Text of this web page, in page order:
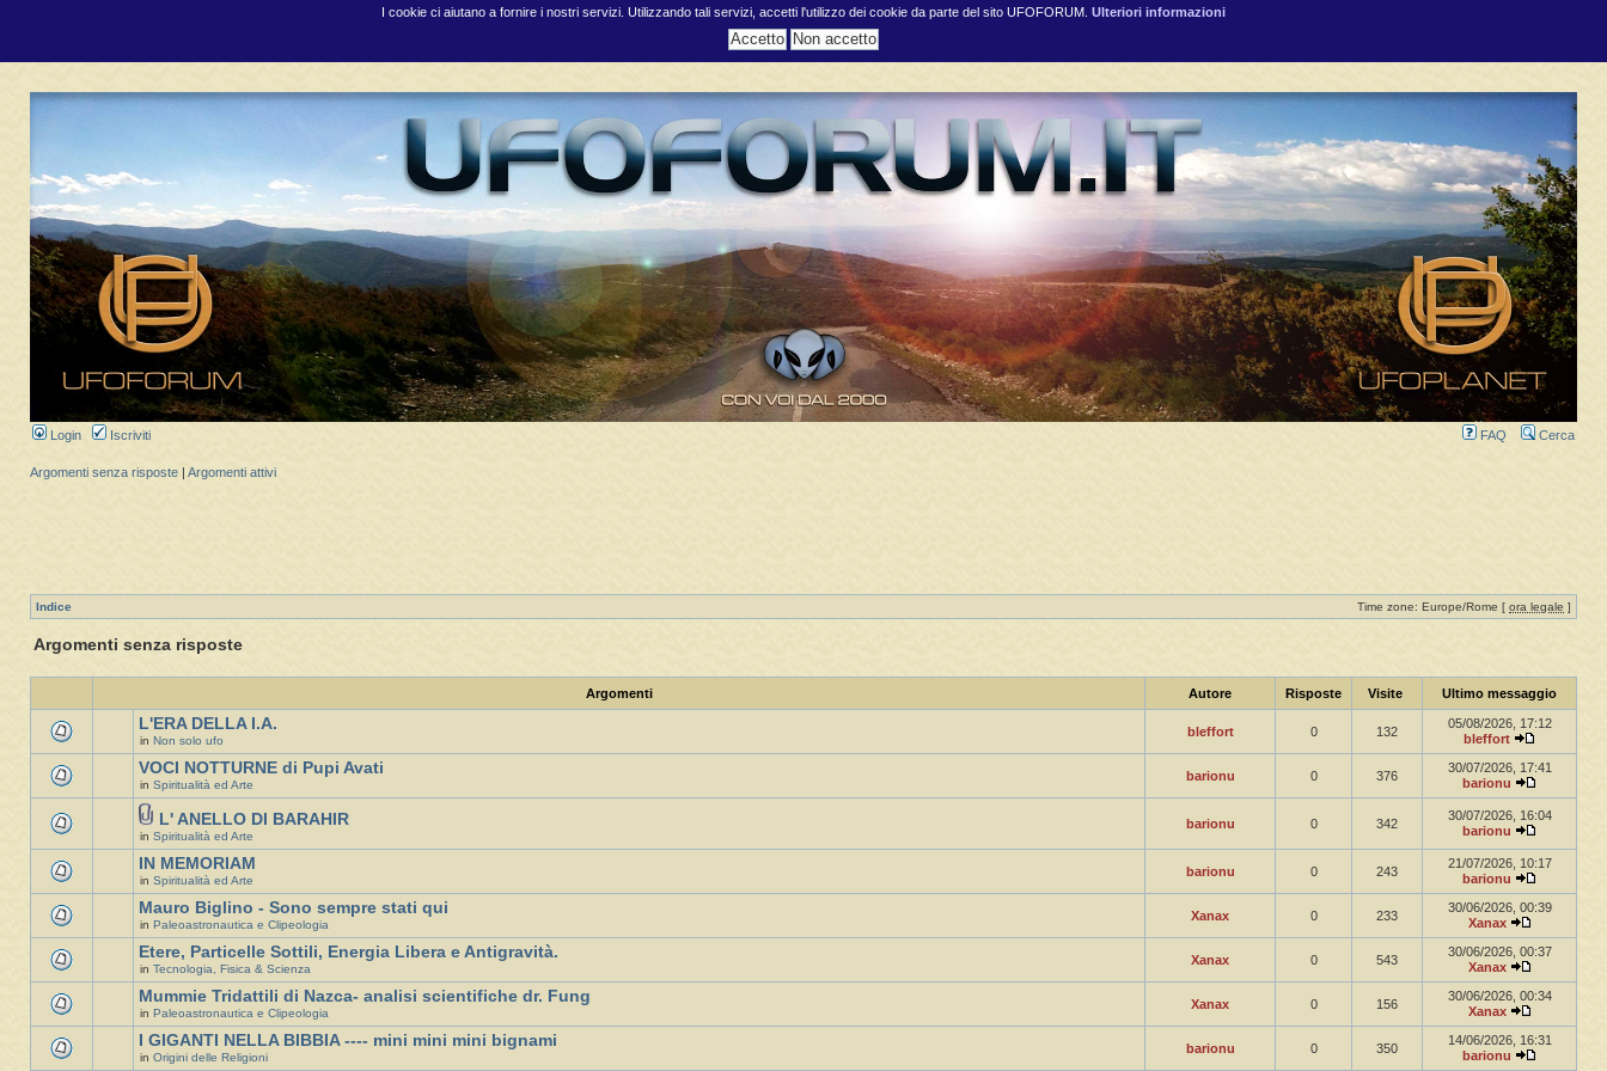
I cookie ci aiutano a fornire i nostri servizi. Utilizzando tali servizi, accetti l'utilizzo dei cookie da parte del sito UFOFORUM. Ulteriori informazioni
Login Iscriviti FAQ Cerca
Argomenti senza risposte Argomenti attivi
Indice Time zone: Europe/Rome [ ora legale ]
Argomenti senza risposte
Argomenti Autore Risposte Visite Ultimo messaggio
L'ERA DELLA I.A.
in Non solo ufo
bleffort 0 132
05/08/2026, 17:12
bleffort
VOCI NOTTURNE di Pupi Avati
in Spiritualità ed Arte
barionu 0 376
30/07/2026, 17:41
barionu
L' ANELLO DI BARAHIR
in Spiritualità ed Arte
barionu 0 342
30/07/2026, 16:04
barionu
IN MEMORIAM
in Spiritualità ed Arte
barionu 0 243
21/07/2026, 10:17
barionu
Mauro Biglino - Sono sempre stati qui
in Paleoastronautica e Clipeologia
Xanax 0 233
30/06/2026, 00:39
Xanax
Etere, Particelle Sottili, Energia Libera e Antigravità.
in Tecnologia, Fisica & Scienza
Xanax 0 543
30/06/2026, 00:37
Xanax
Mummie Tridattili di Nazca- analisi scientifiche dr. Fung
in Paleoastronautica e Clipeologia
Xanax 0 156
30/06/2026, 00:34
Xanax
I GIGANTI NELLA BIBBIA ---- mini mini mini bignami
in Origini delle Religioni
barionu 0 350
14/06/2026, 16:31
barionu